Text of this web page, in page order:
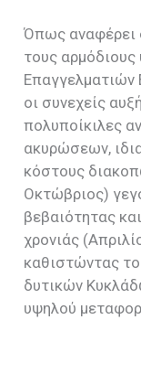
Όπως αναφέρει
τους
Επαγγελματιών
οι συνεχείς
πολυποίκιλες
ακυρώσεων,
κόστους
Οκτώβριος)
βεβαιότητας
χρονιάς
καθιστώντας
δυτικών
υψηλού